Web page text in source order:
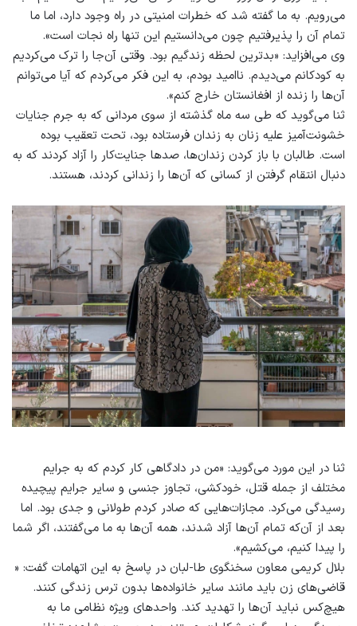
می‌رویم. به ما گفته شد که خطرات امنیتی در راه وجود دارد، اما ما
تمام آن‌ را پذیرفتیم چون می‌دانستیم این تنها راه نجات است».
وی می‌افزاید: «بدترین لحظه زندگیم بود. وقتی آن‌جا را ترک می‌کردیم
به کودکانم می‌دیدم. ناامید بودم، به این فکر می‌کردم که آیا می‌توانم
آن‌ها را زنده از افغانستان خارج کنم».
ثنا می‌گوید که طی سه ماه گذشته از سوی مردانی که به جرم جنایات
خشونت‌آمیز علیه زنان به زندان فرستاده بود، تحت تعقیب بوده
است. طالبان با باز کردن زندان‌ها، صدها جنایت‌کار را آزاد کردند که به
دنبال انتقام گرفتن از کسانی که آن‌ها را زندانی کردند، هستند.
ثنا در این مورد می‌گوید: «من در دادگاهی کار کردم که به جرایم
مختلف از جمله قتل، خودکشی، تجاوز جنسی و سایر جرایم پیچیده
رسیدگی می‌کرد. مجازات‌هایی که صادر کردم طولانی و جدی بود. اما
بعد از آن‌که تمام آن‌ها آزاد شدند، همه آن‌ها به ما می‌گفتند، اگر شما
را پیدا کنیم، می‌کشیم».
بلال کریمی معاون سخنگوی طا-لبان در پاسخ به این اتهامات گفت: «
قاضی‌های زن باید مانند سایر خانواده‌ها بدون ترس زندگی کنند.
هیچ‌کس نباید آن‌ها را تهدید کند. واحدهای ویژه نظامی ما به